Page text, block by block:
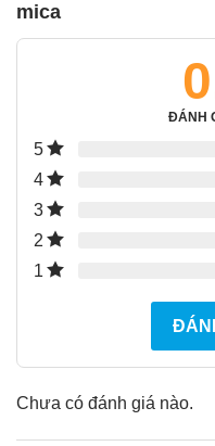
mica
ĐÁNH
5
4
3
2
1
Chưa có đánh giá nào.